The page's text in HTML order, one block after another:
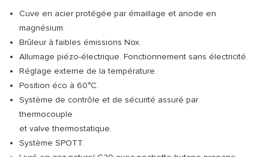
Cuve en acier protégée par émaillage et anode en
magnésium.
Brûleur à faibles émissions Nox.
Allumage piézo-électrique. Fonctionnement sans électricité.
Réglage externe de la température.
Position éco à 60°C.
Système de contrôle et de sécurité assuré par
thermocouple
et valve thermostatique.
Système SPOTT.